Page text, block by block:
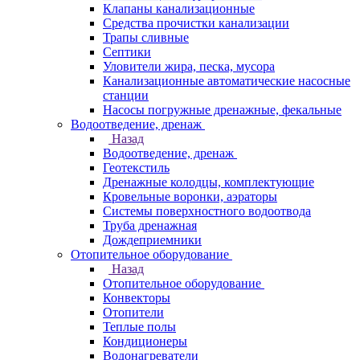
Клапаны канализационные
Средства прочистки канализации
Трапы сливные
Септики
Уловители жира, песка, мусора
Канализационные автоматические насосные
станции
Насосы погружные дренажные, фекальные
Водоотведение, дренаж
Назад
Водоотведение, дренаж
Геотекстиль
Дренажные колодцы, комплектующие
Кровельные воронки, аэраторы
Системы поверхностного водоотвода
Труба дренажная
Дождеприемники
Отопительное оборудование
Назад
Отопительное оборудование
Конвекторы
Отопители
Теплые полы
Кондиционеры
Водонагреватели